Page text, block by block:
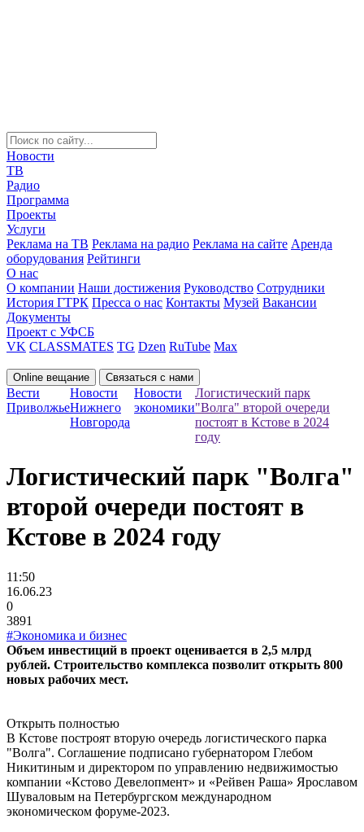
Новости
ТВ
Радио
Программа
Проекты
Услуги
Реклама на ТВ Реклама на радио Реклама на сайте Аренда
оборудования Рейтинги
О нас
О компании Наши достижения Руководство Сотрудники
История ГТРК Пресса о нас Контакты Музей Вакансии
Документы
Проект с УФСБ
VK CLASSMATES TG Dzen RuTube Max
Online вещание Связаться с нами
Вести
Приволжье
Новости
Нижнего
Новгорода
Новости
экономики
Логистический парк
"Волга" второй очереди
постоят в Кстове в 2024
году
Логистический парк "Волга"
второй очереди постоят в
Кстове в 2024 году
11:50
16.06.23
0
3891
#Экономика и бизнес
Объем инвестиций в проект оценивается в 2,5 млрд
рублей. Строительство комплекса позволит открыть 800
новых рабочих мест.
Открыть полностью
В Кстове построят вторую очередь логистического парка
"Волга". Соглашение подписано губернатором Глебом
Никитиным и директором по управлению недвижимостью
компании «Кстово Девелопмент» и «Рейвен Раша» Ярославом
Шуваловым на Петербургском международном
экономическом форуме-2023.